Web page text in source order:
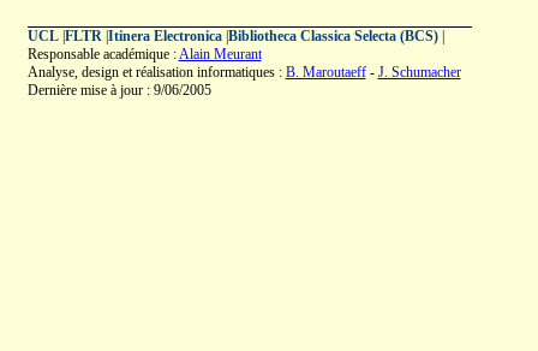
UCL| FLTR| Itinera Electronica| Bibliotheca Classica Selecta (BCS)|
Responsable académique :Alain Meurant
Analyse, design et réalisation informatiques : B. Maroutaeff- J. Schumacher
Dernière mise à jour : 9/06/2005